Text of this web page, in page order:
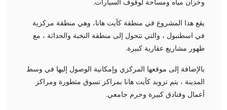
وخزان مياه ومساحة لوقوف السيارات.
يقع هذا المشروع في منطقة كآيت هانا، وهي منطقة مركزية
في اسطنبول ، والتي تتحول إلى منطقة النخبة والحداثة ، مع
ظهور مشاريع عقارية كبيرة.
بالإضافة إلى موقعها المركزي وإمكانية الوصول إليها في وسط
المدينة ، يتم تزويد كآيت هانا بمراكز تسوق متطورة ومراكز
أعمال وفنادق كبيرة وحرم جامعي.